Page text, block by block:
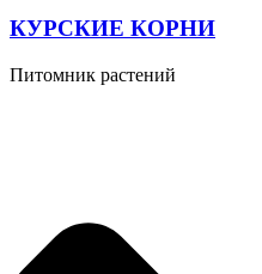
КУРСКИЕ КОРНИ
Питомник растений